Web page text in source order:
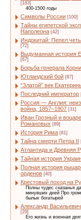
[183]
400-1500 годы
Символы России [100]
Тайны египетской
Наполеона [42]
Индокитай: Пепел
[72]
Выдуманная история
[67]
Борьба генерала
Ютландский бой [87]
“Златой” век
Последний император
Россия — Англия:
война, 1857–1907 [31]
Иван Грозный и
Романовых [89]
История Рима [81]
Тайна смерти Петра II
Атлантида и Древняя
Тайная история
Полная история
орденов [40]
Крестовый поход на
Полны чудес сказанья
минувших дней Про
былых богатырей
Александр
[29]
Его жизнь и военная